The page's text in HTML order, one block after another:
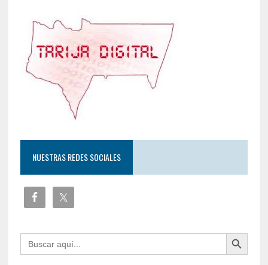
NUESTRAS REDES SOCIALES
Buscar: Botón de búsqueda